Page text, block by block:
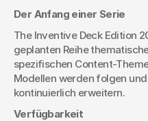
Der Anfang einer Serie
The Inventive Deck Edition
geplanten Reihe
spezifischen Content-
Modellen werden folgen
kontinuierlich erweitern.
Verfügbarkeit